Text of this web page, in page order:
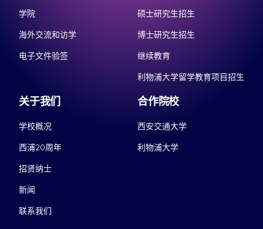
学院
海外交流和访学
电子文件验签
硕士研究生招生
博士研究生招生
继续教育
利物浦大学留学教育项目招生
关于我们
学校概况
西浦20周年
招贤纳士
新闻
联系我们
合作院校
西安交通大学
利物浦大学